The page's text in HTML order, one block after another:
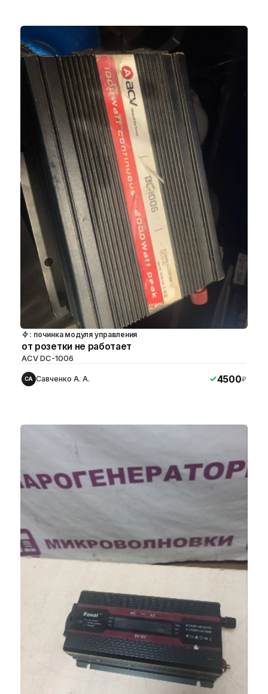
: починка модуля управления
от розетки не работает
ACV DC-1006
СА Савченко А. А. 4500₽